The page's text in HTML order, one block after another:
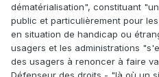
dématérialisation", constituant
public et particulièrement pour
en situation de handicap ou
usagers et les administrations
des usagers à renoncer à faire